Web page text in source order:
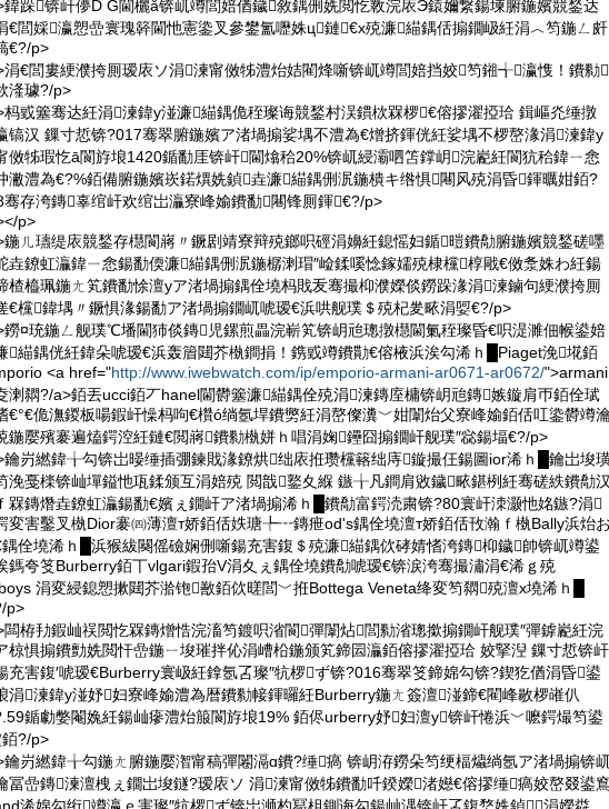
鍏跺锛屽儚D G閫欐ǎ锛屼竴閭婄偤鐬敘鍝侀姺閲忔斁浣庡Э鎱嬭繋鍚堜腑鍦嬪競鍫达
€閭婇瀛愬嵒寰瑰簳閫忚憲鍌叉參鐢氳嚦姝ц鏈€х殑濂緢鍝佸搧鐗岋紝涓︿笉鍦ㄥ皯
€?/p>
涓€閭婁綆濮挎厠瑷庡ソ涓湅甯傚牬澧炲姞閵烽噺锛屼竴閭婄挡姣笉鎺╅瀛愯！鐨勬
湰璩?/p>
杩戜簺骞达紝涓湅鍏у湴濂緢鍝佹秷璨诲競鍫村洖鏆栨槑椤€傛摎濯掗珨 鍓嶇灮缍撴
镐汉 鏁寸悊锛?017骞翠腑鍦嬪ア渚堝搧娑堣不澧為€熷挤鍕侊紝娑堣不椤嶅湪涓湅鍏у
傚牬瑕忔ā閬斿埌1420鍎勫厓锛屽閫熻秴20%锛屼綅灞呬笘鐣岄浣嶏紝閬犺秴鍏ㄧ悆
潎澧為€?%銆備腑鍦嬪崁鍩熼姺鍞垚濂緢鍝侀泦鍦樻キ绺惧闀风殑涓昏鍕曞姏銆?
骞存洿鏄辜绾屽欢绾岀灜寮峰媮鐨勫闀锋厠鍕€?/p>
p>
鍦ㄦ瓙缇庡競鍫存櫘閬嶈〃鐝剧靖寮辩殑鎯呮硜涓嬶紝鎴愮妇鍎暟鐨勪腑鍦嬪競鍫磋嚜
垚鐐虹灜鍏ㄧ悆鍚勫偄濂緢鍝侀泦鍦樼溂瑁″崄鍒嗘惗鎵嬬殑棣欓椁戙€傚洜姝わ紝鍚
楂橀珮鍦ㄤ笂鐨勫悇澶уア渚堝搧鍝佺墝杩戝叐骞撮枊濮嬫倓鐒跺湪涓湅鏀句綆濮挎厠
€欓鍏堣〃鐝惧湪鍚勫ア渚堝搧鐗屼唬瑷€浜哄舰璞＄殑杞夎畩涓娿€?/p>
鐒¤珫鍦ㄥ舰璞℃墦閫犻倓鏄児鏍煎畾浣嶄笂锛岄兘璁撴櫘閫氭秷璨昏€呮湜濉佃帿鍙婄
緢鍝侊紝鍏朵唬瑷€浜轰篃閮芥槸鐧捐！鎸戜竴鐨勩€傛棭浜涘勾浠ｈ█Piaget浼埖銆
<a href="http://www.iwebwatch.com/ip/emporio-armani-ar0671-ar0672/">armani
溂閷?/a>銆丟ucci銆丆hanel閫欎簺濂緢鍝佺殑涓湅鏄庢槦锛岄兘鏄嫉鏇肩帀銆佺珷
€°€佹潕鍐板啺鍜屽懆杩呴€欑ó绱氬垾鐨勶紝涓嶅儏瀵﹀姏闈炲父寮峰媮銆佸叿鍌欎竴
鍦嬮殯褰遍熆鍔涳紝鏈€閲嶈鐨勬槸姘ｈ唱涓婅鑸囧搧鐗屽舰璞″惢鍚堛€?/p>
鑰岃繎鍏╁勾锛岀暥缍插弸鍊戝湪鐐烘绌庡拰瓒欓簵绌庤鏇撮仼鍚圖ior浠ｈ█鑰岀埈
浼戞檪锛屾墠鎰忚瓨鍒颁互涓婄殑 閲戠鐜夊緥 鏃╁凡鐧肩敓鐬畩鍖栵紝骞磋紩鐨勪
槑鏄熸垚鐐虹灜鍚勫€嬪ぇ鐗屽ア渚堝搧浠ｈ█鐨勪富鍔涜粛锛?80寰屽洓灏忚姳鏃?涓
変害鑿叉槸Dior褰㈣薄澶т娇銆佸妷瑭╄┅鏄疶od's鍝佺墝澶т娇銆佸攼瀚ｆ槸Bally浜炲
佺墝浠ｈ█浜猴紱闋傜礆娴侀噺鍚充害鍑＄殑濂緢鍝佽硣婧愭洿鏄枊鐬帥锛屼竴鍙
鎷夸笅Burberry銆丅vlgari鍜孡V涓夊ぇ鍝佺墝鐨勪唬瑷€锛涙洿骞撮潚涓€浠ｇ殑
涓変綅鎴愬摗閮芥湁铇敾銆佽暛閭﹀拰Bottega Veneta绛変笉閷殑澶х墝浠ｈ█
p>
闆栫劧鍜屾祦閲忔槑鏄熷悎浣滀笉鍍呮渻閬彈闈炶閭勬渻璁撳搧鐗屽舰璞″彈鎼嶏紝浣
椋惧搧鐨勯姺閲忓嵒鍦ㄧ埈璀拌伈涓嶆柗鍦颁笂鍗囩灜銆傛摎濯掗珨 姣掔湼 鏁寸悊锛屽
充害鍑′唬瑷€Burberry寰岋紝鎿氬叾璨″牨椤ず锛?016骞翠笅鍗婂勾锛?鍥犵偤涓昏鍙
涓湅鍏у湴妤妇寮峰媮澧為暦鐨勬帹鍕曪紝Burberry鍦ㄤ簽澶湴鍗€閵峰敭椤嶉仈
鍎勮嫳閹婏紝鍚屾瘮澧炲箙閬斿埌19% 銆侭urberry妤妇澶у锛屽惓浜﹀嚒鍔熶笉鍙
?/p>
鑰岃繎鍏╁勾鍦ㄤ腑鍦嬮潪甯稿彈闂滆ɑ鐨?缍瘑 锛岄洊鐒朵笉绠楅爞绱氬ア渚堝搧锛
冨嵒鏄湅澶栧ぇ鐗岀埈鐩?瑷庡ソ 涓湅甯傚牬鐨勫吀鍨嬫渚嬨€傛摎缍瘑姣嶅叕鍙